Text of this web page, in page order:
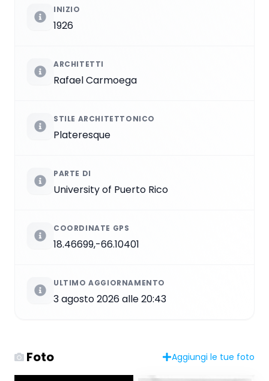
INIZIO
1926
ARCHITETTI
Rafael Carmoega
STILE ARCHITETTONICO
Plateresque
PARTE DI
University of Puerto Rico
COORDINATE GPS
18.46699,-66.10401
ULTIMO AGGIORNAMENTO
3 agosto 2026 alle 20:43
Foto Aggiungi le tue foto